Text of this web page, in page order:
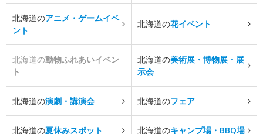
北海道のアニメ・ゲームイベ
ント
北海道の花イベント
北海道の動物ふれあいイベン
ト
北海道の美術展・博物展・展
示会
北海道の演劇・講演会 北海道のフェア
北海道の夏休みスポット 北海道のキャンプ場・BBQ場